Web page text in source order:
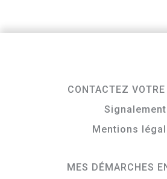
CONTACTEZ
Signalement
Mentions
MES DÉMARCHES